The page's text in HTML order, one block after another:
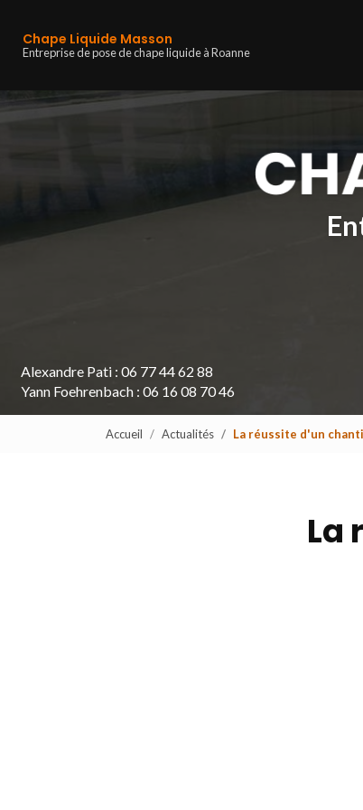
contenu
Chape Liquide Masson
Entreprise de pose de chape liquide à Roanne
Alexandre Pati : 06 77 44 62 88
Yann Foehrenbach : 06 16 08 70 46
Accueil Actualités La réussite d'un
La